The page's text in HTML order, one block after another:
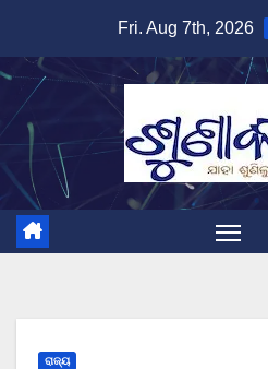
content
Fri. Aug 7th, 2026
ରାଜ୍ୟ